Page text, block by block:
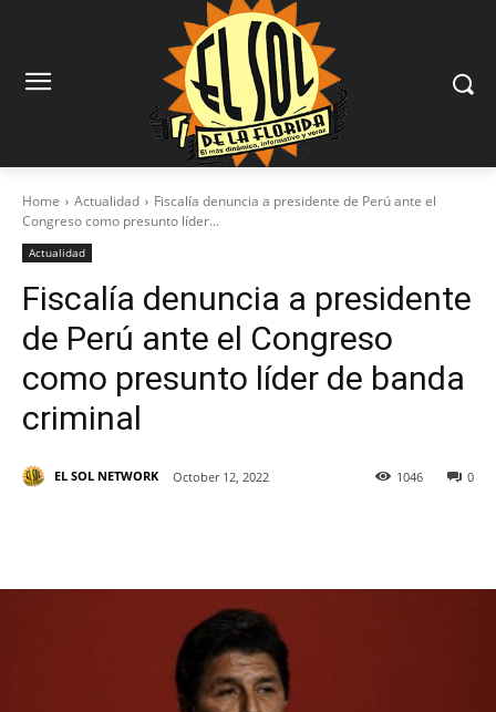
Home Actualidad
Fiscalía denuncia a presidente de Perú ante el
Congreso como presunto líder...
Actualidad
Fiscalía denuncia a presidente
de Perú ante el Congreso
como presunto líder de banda
criminal
EL SOL NETWORK October 12, 2022 0
1046